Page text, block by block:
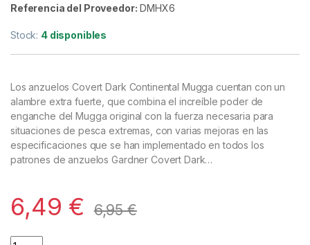
Anzuelos ,Material Montajes
Gardner Anzuelos Covert Dark
Continental Micro Barbed Nº6
Stock: 4 disponibles